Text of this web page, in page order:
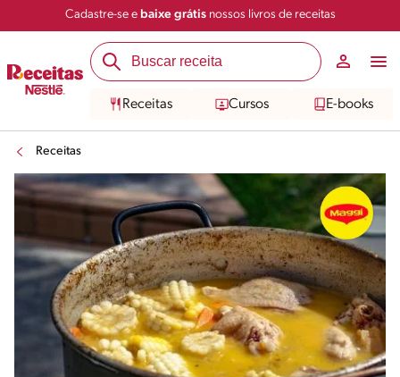
Cadastre-se e baixe grátisnossos livros de receitas
Receitas Cursos E-books
Receitas
Salvar Compartilhar